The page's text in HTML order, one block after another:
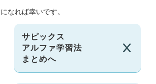
なれば幸いです。
サピックス
アルファ学習法
まとめへ